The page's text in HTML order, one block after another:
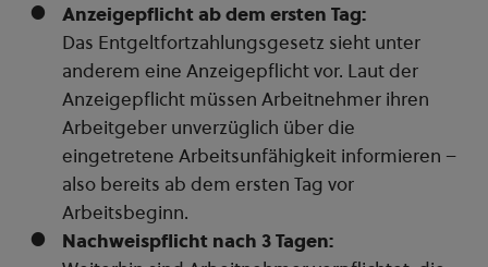
Anzeigepflicht ab dem ersten Tag:
Das Entgeltfortzahlungsgesetz sieht unter
anderem eine Anzeigepflicht vor. Laut der
Anzeigepflicht müssen Arbeitnehmer ihren
Arbeitgeber unverzüglich über die
eingetretene Arbeitsunfähigkeit informieren –
also bereits ab dem ersten Tag vor
Arbeitsbeginn.
Nachweispflicht nach 3 Tagen: